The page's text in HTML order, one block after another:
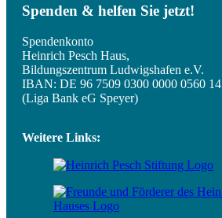
Spenden & helfen Sie jetzt!
Spendenkonto
Heinrich Pesch Haus,
Bildungszentrum Ludwigshafen e.V.
IBAN: DE 96 7509 0300 0000 0560 14
(Liga Bank eG Speyer)
Weitere Links: